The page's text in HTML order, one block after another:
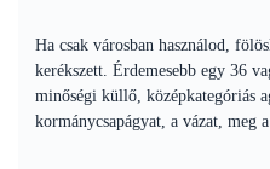
Ha csak városban használod,
kerékszett. Érdemesebb egy 36
minőségi küllő, középkategóriás
kormánycsapágyat, a vázat, meg